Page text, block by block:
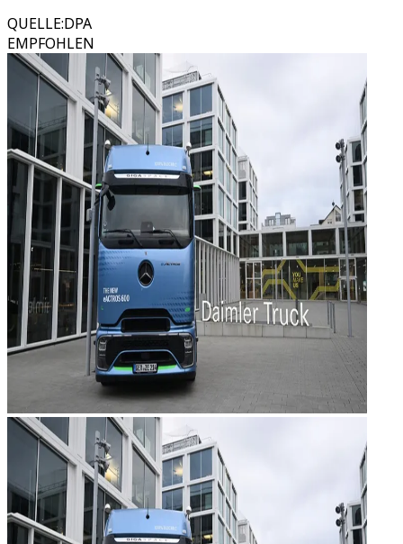
QUELLE:DPA
EMPFOHLEN